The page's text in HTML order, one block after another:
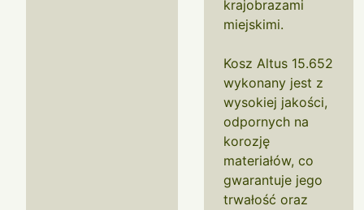
krajobrazami
miejskimi.
Kosz Altus 15.652
wykonany jest z
wysokiej jakości,
odpornych na
korozję
materiałów, co
gwarantuje jego
trwałość oraz